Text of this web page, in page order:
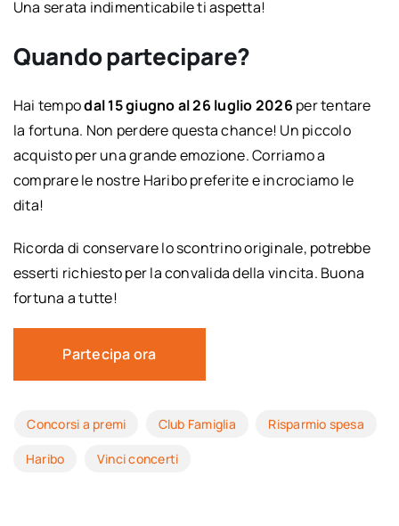
Una serata indimenticabile ti aspetta!
Quando partecipare?
Hai tempodal 15 giugno al 26 luglio 2026 per tentare
la fortuna. Non perdere questa chance! Un piccolo
acquisto per una grande emozione. Corriamo a
comprare le nostre Haribo preferite e incrociamo le
dita!
Ricorda di conservare lo scontrino originale, potrebbe
esserti richiesto per la convalida della vincita. Buona
fortuna a tutte!
Partecipa ora
Concorsi a premi Club Famiglia Risparmio spesa
Haribo Vinci concerti